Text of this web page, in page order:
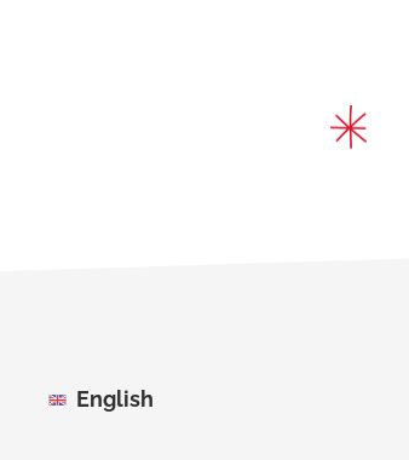
English